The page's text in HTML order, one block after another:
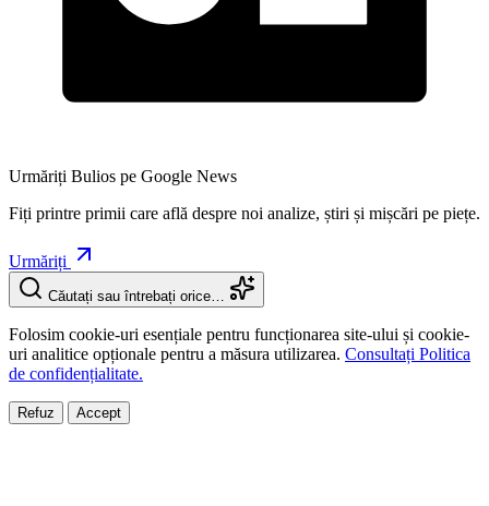
Urmăriți Bulios pe Google News
Fiți printre primii care află despre noi analize, știri și mișcări pe piețe.
Urmăriți
Căutați sau întrebați orice…
Folosim cookie-uri esențiale pentru funcționarea site-ului și cookie-
uri analitice opționale pentru a măsura utilizarea. Consultați Politica
de confidențialitate.
Refuz Accept